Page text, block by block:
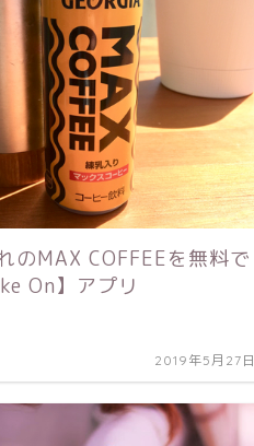
のMAX COFFEEを無料で
On】アプリ
2019年5月27日